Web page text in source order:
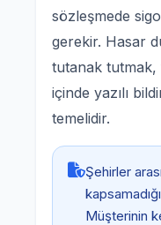
sözleşmede
gerekir. Hasar
tutanak
içinde yazılı
temelidir.
Şehirler
Müşterinin